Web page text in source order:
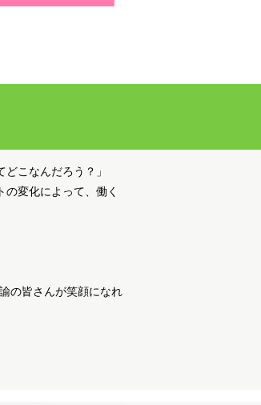
こなんだろう？」
の変化によって、働く
の皆さんが笑顔になれ